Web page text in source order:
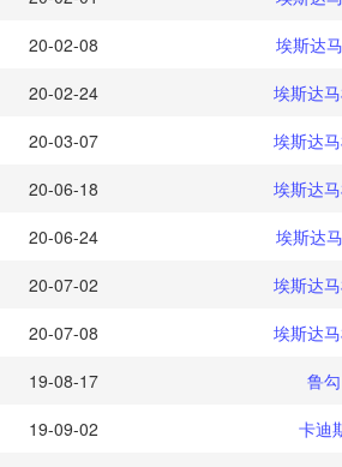
20-02-08
埃斯达
20-02-24
埃斯达
20-03-07
埃斯达
20-06-18
埃斯达
20-06-24
埃斯达
20-07-02
埃斯达
20-07-08
埃斯达
19-08-17
鲁勾
19-09-02
卡迪